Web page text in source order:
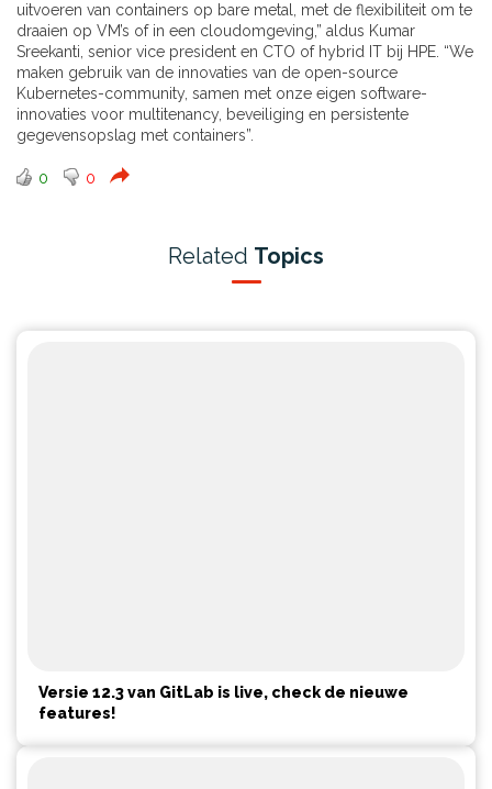
uitvoeren van containers op bare metal, met de flexibiliteit om te
draaien op VM’s of in een cloudomgeving,” aldus Kumar
Sreekanti, senior vice president en CTO of hybrid IT bij HPE. “We
maken gebruik van de innovaties van de open-source
Kubernetes-community, samen met onze eigen software-
innovaties voor multitenancy, beveiliging en persistente
gegevensopslag met containers”.
0 0
Related Topics
Versie 12.3 van GitLab is live, check de nieuwe
features!